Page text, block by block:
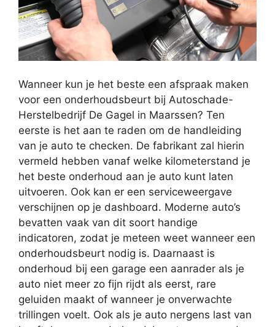
Wanneer kun je het beste een afspraak maken
voor een onderhoudsbeurt bij Autoschade-
Herstelbedrijf De Gagel in Maarssen? Ten
eerste is het aan te raden om de handleiding
van je auto te checken. De fabrikant zal hierin
vermeld hebben vanaf welke kilometerstand je
het beste onderhoud aan je auto kunt laten
uitvoeren. Ook kan er een serviceweergave
verschijnen op je dashboard. Moderne auto’s
bevatten vaak van dit soort handige
indicatoren, zodat je meteen weet wanneer een
onderhoudsbeurt nodig is. Daarnaast is
onderhoud bij een garage een aanrader als je
auto niet meer zo fijn rijdt als eerst, rare
geluiden maakt of wanneer je onverwachte
trillingen voelt. Ook als je auto nergens last van